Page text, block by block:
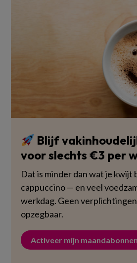
Blijf
voor slechts €3 per
Dat is minder dan wat je kwijt
cappuccino — en veel
werkdag. Geen
opzegbaar.
Activeer mijn